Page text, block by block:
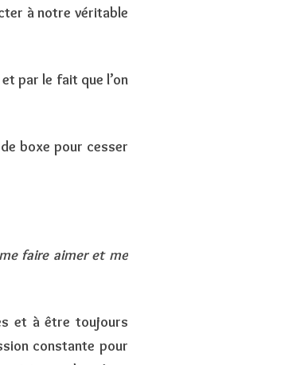
à notre véritable
par le fait que l’on
boxe pour cesser
faire aimer et me
et à être toujours
constante pour